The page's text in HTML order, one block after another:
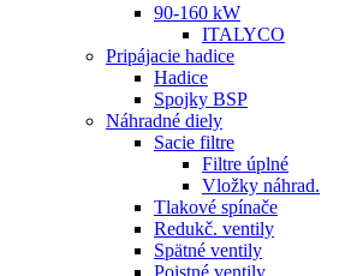
90-160 kW
ITALYCO
Pripájacie hadice
Hadice
Spojky BSP
Náhradné diely
Sacie filtre
Filtre úplné
Vložky náhrad.
Tlakové spínače
Redukč. ventily
Spätné ventily
Poistné ventily